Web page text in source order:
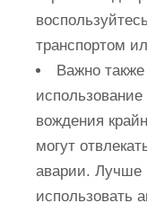
транспортом
Важно
вождения
могут
аварии. Лучше
использовать